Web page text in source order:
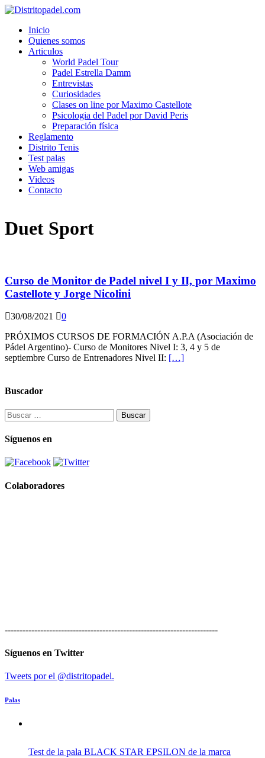
Inicio
Quienes somos
Articulos
World Padel Tour
Padel Estrella Damm
Entrevistas
Curiosidades
Clases on line por Maximo Castellote
Psicologia del Padel por David Peris
Preparación física
Reglamento
Distrito Tenis
Test palas
Web amigas
Videos
Contacto
Duet Sport
Curso de Monitor de Padel nivel I y II, por Maximo
Castellote y Jorge Nicolini
30/08/2021
0
PRÓXIMOS CURSOS DE FORMACIÓN A.P.A (Asociación de
Pádel Argentino)- Curso de Monitores Nivel I: 3, 4 y 5 de
septiembre Curso de Entrenadores Nivel II: […]
Buscador
Buscar:
Síguenos en
Colaboradores
------------------------------------------------------------------------
Síguenos en Twitter
Tweets por el @distritopadel.
Palas
Test de la pala BLACK STAR EPSILON de la marca